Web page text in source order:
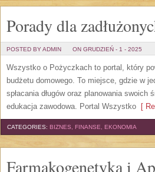
Porady dla
POSTED BY ADMIN ON GRUDZIEŃ - 1 - 2025
Wszystko o Pożyczkach to portal, który
budżetu domowego. To miejsce, gdzie w
spłacania długów oraz planowania
edukacja zawodowa. Portal Wszystko [
CATEGORIES: BIZNES, FINANSE, EKONOMIA
Farmakogenetyka i